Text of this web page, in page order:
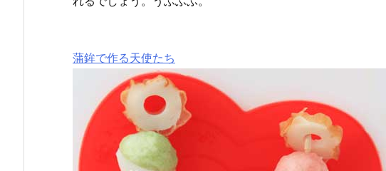
蒲鉾で作る天使たち